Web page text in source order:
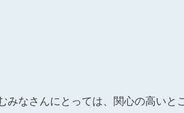
なさんにとっては、関心の高いと